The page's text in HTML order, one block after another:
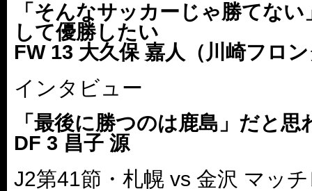
「そんなサッカーじゃ勝てな
して優勝したい
FW 13 大久保 嘉人（川崎フロ
インタビュー
「最後に勝つのは鹿島」だと思
DF 3 昌子 源
J2第41節・札幌 vs 金沢 マッ